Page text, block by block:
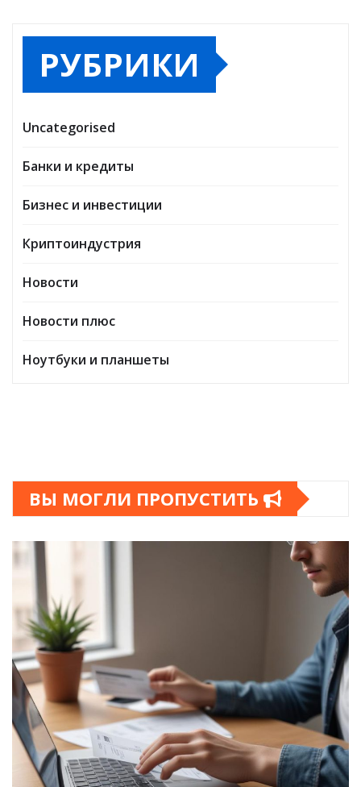
РУБРИКИ
Uncategorised
Банки и кредиты
Бизнес и инвестиции
Криптоиндустрия
Новости
Новости плюс
Ноутбуки и планшеты
ВЫ МОГЛИ ПРОПУСТИТЬ